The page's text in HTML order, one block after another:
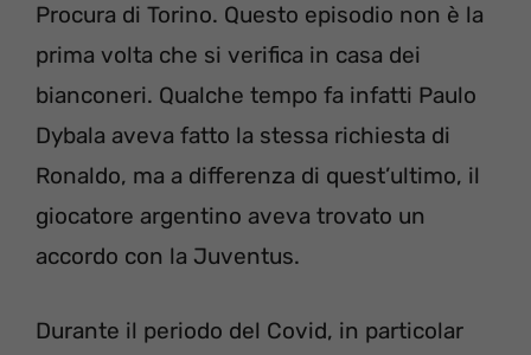
Procura di Torino. Questo episodio non è la
prima volta che si verifica in casa dei
bianconeri. Qualche tempo fa infatti Paulo
Dybala aveva fatto la stessa richiesta di
Ronaldo, ma a differenza di quest’ultimo, il
giocatore argentino aveva trovato un
accordo con la Juventus.
Durante il periodo del Covid, in particolar